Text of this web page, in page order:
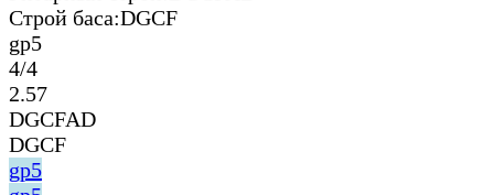
Строй баса:DGCF
gp5
4/4
2.57
DGCFAD
DGCF
gp5